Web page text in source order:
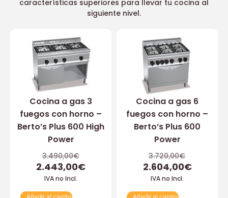
características superiores para llevar tu cocina al
siguiente nivel.
Cocina a gas 3
fuegos con horno –
Berto’s Plus 600 High
Power
3.490,00€
2.443,00€
IVA no Incl.
Cocina a gas 6
fuegos con horno –
Berto’s Plus 600
Power
3.720,00€
2.604,00€
IVA no Incl.